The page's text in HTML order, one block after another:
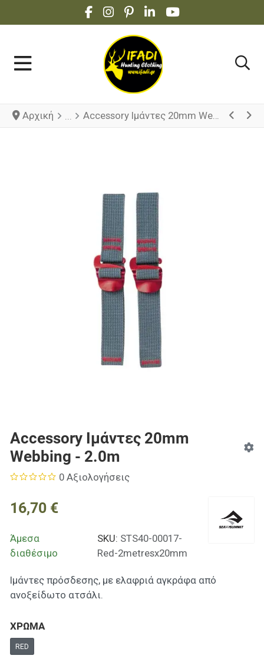
FACEBOOK SOCIAL LINK
INSTAGRAM SOCIAL LINK
PINTEREST SOCIAL LINK
LINKEDIN SOCIAL LINK
YOUTUBE SOCIAL
Αρχική Accessory Ιμάντες 20mm Webbing - 2.0m
Accessory Ιμάντες 20mm
Webbing - 2.0m
0 Αξιολογήσεις
16,70 €
Άμεσα
διαθέσιμο
SKU: STS40-00017-
Red-2metresx20mm
Ιμάντες πρόσδεσης, με ελαφριά αγκράφα από
ανοξείδωτο ατσάλι.
ΧΡΩΜΑ
RED